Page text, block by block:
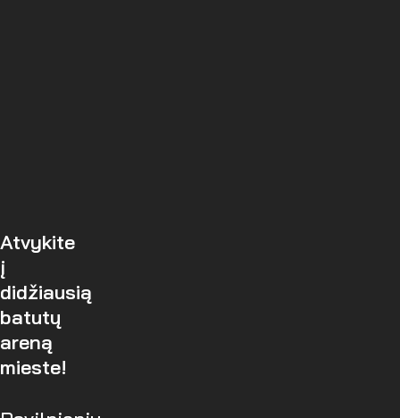
Atvykite
į
didžiausią
batutų
areną
mieste!